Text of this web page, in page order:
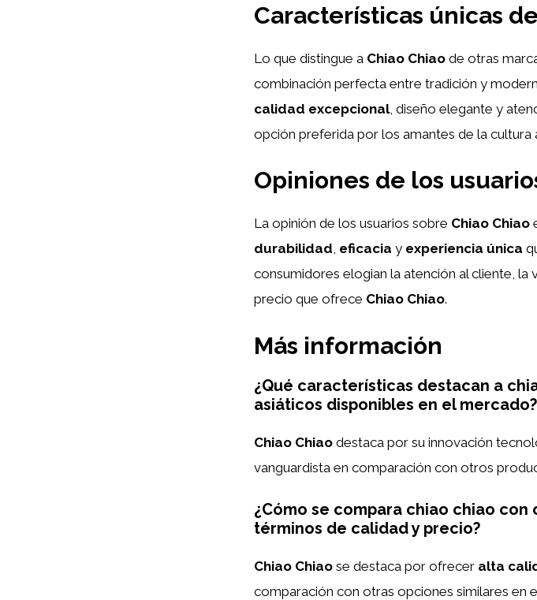
Características únicas
Lo que distingue a Chiao Chiao de otras
combinación perfecta entre tradición y
calidad excepcional, diseño elegante y
opción preferida por los amantes de la cultura
Opiniones de los
La opinión de los usuarios sobre Chiao Chiao
durabilidad, eficacia y experiencia única
consumidores elogian la atención al cliente,
precio que ofrece Chiao Chiao.
Más información
¿Qué características destacan a
asiáticos disponibles en el mercado?
Chiao Chiao destaca por su innovación
vanguardista en comparación con otros
¿Cómo se compara chiao chiao
términos de calidad y precio?
Chiao Chiao se destaca por ofrecer alta
comparación con otras opciones similares en